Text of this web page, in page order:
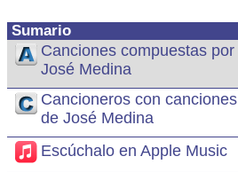
Sumario
Canciones compuestas por
José Medina
Cancioneros con canciones
de José Medina
Escúchalo en Apple Music